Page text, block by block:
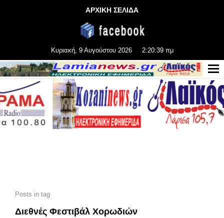
ΑΡΧΙΚΗ ΣΕΛΙΔΑ
Κυριακή, 9 Αυγούστου 2026 2:20:40 πμ
Posts in tag
Διεθνές Φεστιβάλ Χορωδιών